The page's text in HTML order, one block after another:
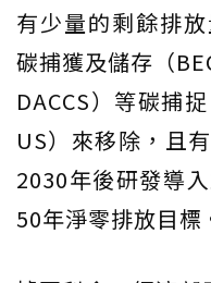
有少量的剩餘排
碳捕獲及儲存（
DACCS）等碳捕
US）來移除，且
2030年後研發導
50年淨零排放目標